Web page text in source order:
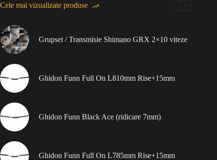
Cele mai vizualizate produse
Grupset / Transmisie Shimano GRX 2×10 viteze
Ghidon Funn Full On L810mm Rise+15mm
Ghidon Funn Black Ace (ridicare 7mm)
Ghidon Funn Full On L785mm Rise+15mm